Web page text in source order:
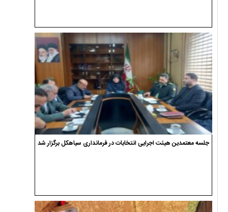
جلسه معتمدین هیئت اجرایی انتخابات در فرمانداری سیاهکل برگزار شد